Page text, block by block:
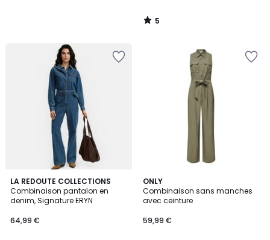
5
/
LA REDOUTE COLLECTIONS
Combinaison pantalon en
denim, Signature ERYN
64,99 €
5
/
5
ONLY
Combinaison sans manches
avec ceinture
59,99 €